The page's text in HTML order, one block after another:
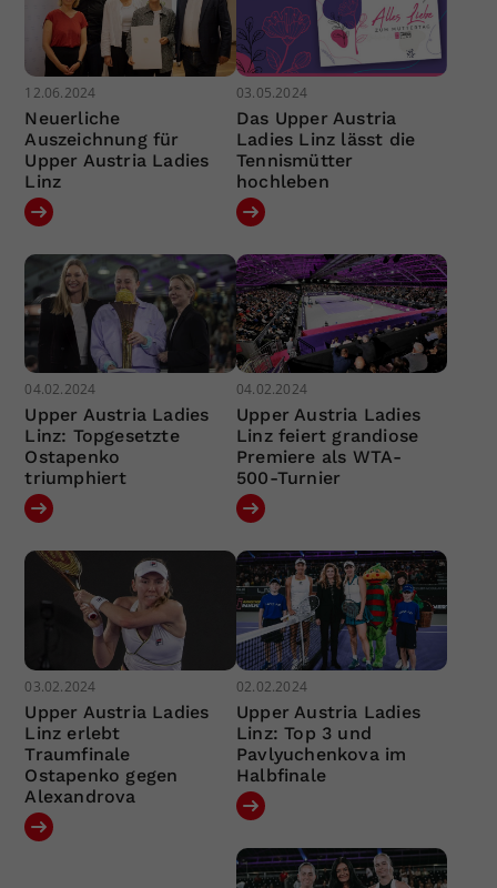
12.06.2024
Neuerliche
Auszeichnung für
Upper Austria Ladies
Linz
03.05.2024
Das Upper Austria
Ladies Linz lässt die
Tennismütter
hochleben
04.02.2024
Upper Austria Ladies
Linz: Topgesetzte
Ostapenko
triumphiert
04.02.2024
Upper Austria Ladies
Linz feiert grandiose
Premiere als WTA-
500-Turnier
03.02.2024
Upper Austria Ladies
Linz erlebt
Traumfinale
Ostapenko gegen
Alexandrova
02.02.2024
Upper Austria Ladies
Linz: Top 3 und
Pavlyuchenkova im
Halbfinale